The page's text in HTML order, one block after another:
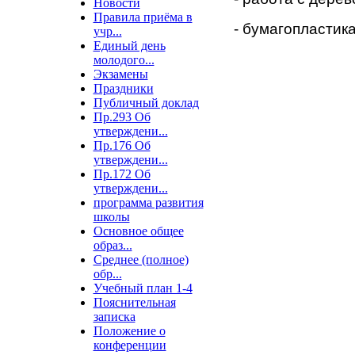
Новости
Правила приёма в
учр...
Единый день
молодого...
Экзамены
Праздники
Публичный доклад
Пр.293 Об
утверждени...
Пр.176 Об
утверждени...
Пр.172 Об
утверждени...
программа развития
школы
Основное общее
образ...
Среднее (полное)
обр...
Учебный план 1-4
Пояснительная
записка
Положение о
конференции
-